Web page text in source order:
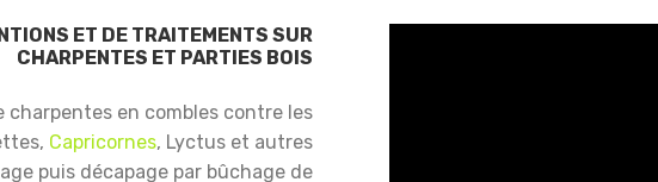
ET DE TRAITEMENTS SUR
CHARPENTES ET PARTIES BOIS
en combles contre les
Capricornes, Lyctus et autres
puis décapage par bûchage de